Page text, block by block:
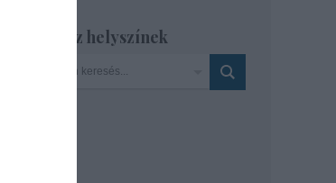
Szinház helyszínek